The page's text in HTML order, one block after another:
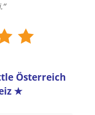
Österreich
★